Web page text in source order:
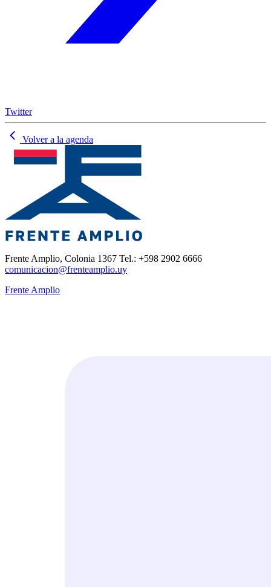
Twitter
Volver a la agenda
Frente Amplio, Colonia 1367 Tel.: +598 2902 6666
comunicacion@frenteamplio.uy
Frente Amplio